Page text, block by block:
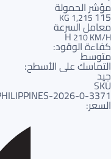
مؤشر الحمولة
115
1,215 KG
معامل السرعة
H210 KM/H
كفاءة الوقود:
متوسط
التماسك على الأسطح:
جيد
SKU
3371-PHILIPPINES-2026-0
السعر: